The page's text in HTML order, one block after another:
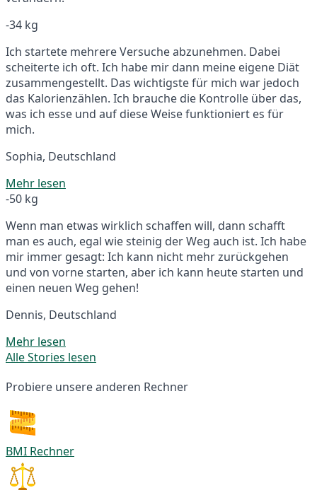
-34 kg
Ich startete mehrere Versuche abzunehmen. Dabei
scheiterte ich oft. Ich habe mir dann meine eigene Diät
zusammengestellt. Das wichtigste für mich war jedoch
das Kalorienzählen. Ich brauche die Kontrolle über das,
was ich esse und auf diese Weise funktioniert es für
mich.
Sophia, Deutschland
Mehr lesen
-50 kg
Wenn man etwas wirklich schaffen will, dann schafft
man es auch, egal wie steinig der Weg auch ist. Ich habe
mir immer gesagt: Ich kann nicht mehr zurückgehen
und von vorne starten, aber ich kann heute starten und
einen neuen Weg gehen!
Dennis, Deutschland
Mehr lesen
Alle Stories lesen
Probiere unsere anderen Rechner
BMI Rechner